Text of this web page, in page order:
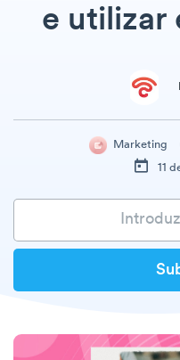
e utilizar
Marketing
11